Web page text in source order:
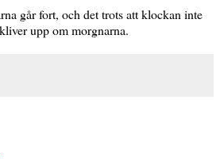
går fort, och det trots att klockan inte
upp om morgnarna.